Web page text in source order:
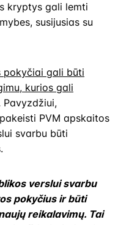
kryptys gali lemti
susijusias su
pokyčiai gali būti
kurios gali
Pavyzdžiui,
PVM apskaitos
svarbu būti
verslui svarbu
pokyčius ir būti
reikalavimų. Tai